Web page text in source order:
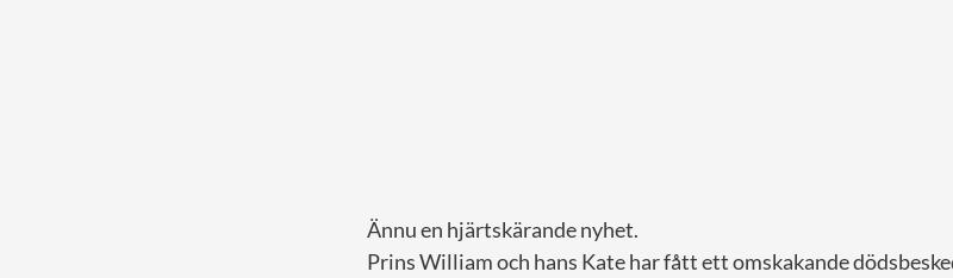
Ännu en hjärtskärande nyhet.
Prins William och hans Kate har fått ett omskakande